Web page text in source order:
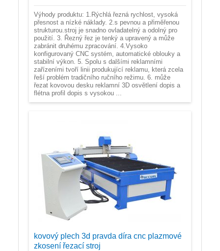
Výhody produktu: 1.Rýchlá řezná rychlost, vysoká
přesnost a nízké náklady. 2.s pevnou a přiměřenou
strukturou.stroj je snadno ovladatelný a odolný pro
použití. 3. Řezný řez je tenký a upravený a může
zabránit druhému zpracování. 4.Vysoko
konfigurovaný CNC systém, automatické oblouky a
stabilní výkon. 5. Spolu s dalšími reklamními
zařízeními tvoří linii produkující reklamu, která zcela
řeší problém tradičního ručního režimu. 6. může
řezat kovovou desku reklamní 3D osvětlení dopis a
flétna profil dopis s vysokou ...
kovový plech 3d pravda díra cnc plazmové
zkosení řezací stroj